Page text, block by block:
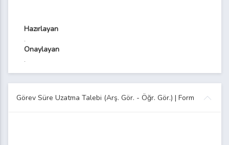
Koordinatörlüğü Organizasyon Şeması
Değerlendirme Formu
Hazırlayan
.
Onaylayan
.
Görev Süre Uzatma Talebi (Arş. Gör. - Öğr. Gör.) | Form